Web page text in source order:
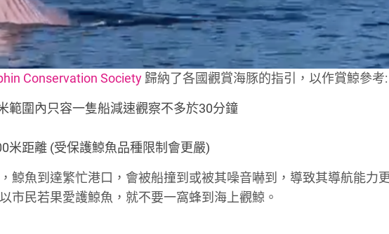
Conservation Society 歸納了各國觀賞海豚的指引，以作賞鯨參考:
範圍內只容一隻船減速觀察不多於30分鐘
米距離 (受保護鯨魚品種限制會更嚴)
鯨魚到達繁忙港口，會被船撞到或被其噪音嚇到，導致其導航能力
市民若果愛護鯨魚，就不要一窩蜂到海上觀鯨。